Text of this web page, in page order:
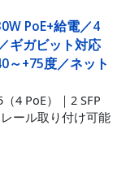
PoE+給電／4
ギガビット対応
～+75度／ネット
4 PoE）｜2 SFP
ール取り付け可能